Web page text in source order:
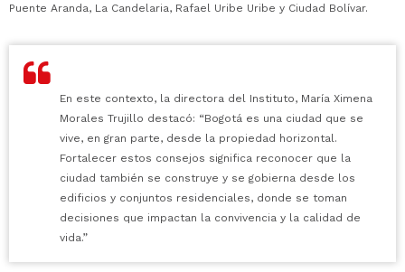
Puente Aranda, La Candelaria, Rafael Uribe Uribe y Ciudad Bolívar.
En este contexto, la directora del Instituto, María Ximena
Morales Trujillo destacó: “Bogotá es una ciudad que se
vive, en gran parte, desde la propiedad horizontal.
Fortalecer estos consejos significa reconocer que la
ciudad también se construye y se gobierna desde los
edificios y conjuntos residenciales, donde se toman
decisiones que impactan la convivencia y la calidad de
vida.”